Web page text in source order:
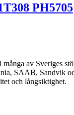
PH5705
av Sveriges
SAAB, Sandvik
och långsiktighet.